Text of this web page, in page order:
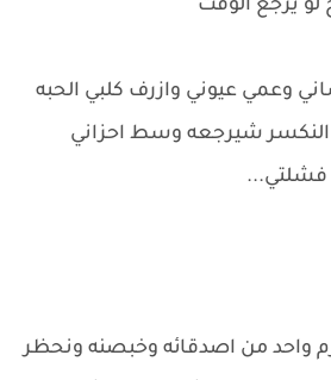
يرجع الوقت
وعمي عيوني وازرف كلبي الحبه
شيرجعه وسط احزاني
واحد من اصدقائه وخبصنه ونحظر